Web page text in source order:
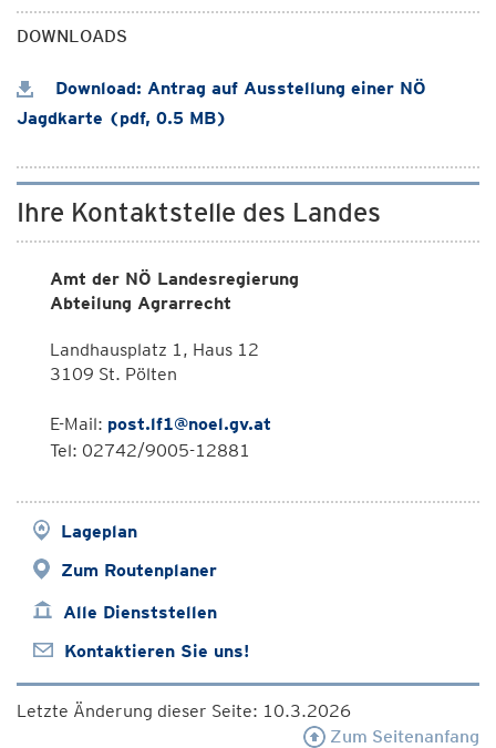
DOWNLOADS
Download: Antrag auf Ausstellung einer NÖ
Jagdkarte (pdf, 0.5 MB)
Ihre Kontaktstelle des Landes
Amt der NÖ Landesregierung
Abteilung Agrarrecht
Landhausplatz 1, Haus 12
3109 St. Pölten
E-Mail: post.lf1@noel.gv.at
Tel: 02742/9005-12881
Lageplan
Zum Routenplaner
Alle Dienststellen
Kontaktieren Sie uns!
Letzte Änderung dieser Seite: 10.3.2026
Zum Seitenanfang